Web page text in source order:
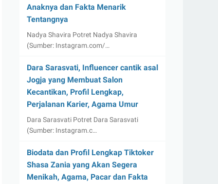
Anaknya dan Fakta Menarik
Tentangnya
Nadya Shavira Potret Nadya Shavira
(Sumber: Instagram.com/…
Dara Sarasvati, Influencer cantik asal
Jogja yang Membuat Salon
Kecantikan, Profil Lengkap,
Perjalanan Karier, Agama Umur
Dara Sarasvati Potret Dara Sarasvati
(Sumber: Instagram.c…
Biodata dan Profil Lengkap Tiktoker
Shasa Zania yang Akan Segera
Menikah, Agama, Pacar dan Fakta